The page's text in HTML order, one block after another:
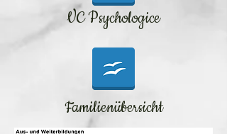
VC Psychologice
Familienübersicht